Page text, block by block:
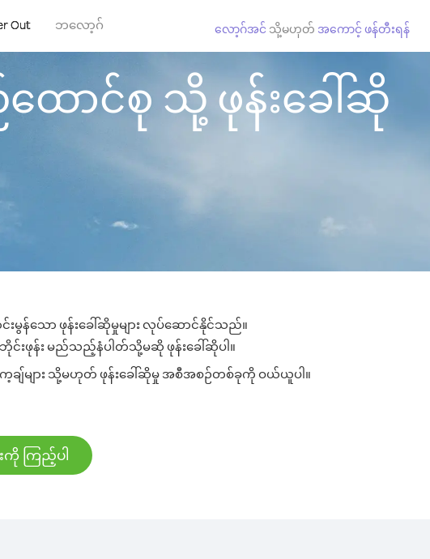
Out ဘလော့ဂ် လော့ဂ်အင် သို့မဟုတ် အကောင့် ဖန်တီးရန်
ောင်စု သို့ ဖုန်းခေါ်ဆို
န်သော ဖုန်းခေါ်ဆိုမှုများ လုပ်ဆောင်နိုင်သည်။
းဖုန်း မည်သည့်နံပါတ်သို့မဆို ဖုန်းခေါ်ဆိုပါ။
ျ်များ သို့မဟုတ် ဖုန်းခေါ်ဆိုမှု အစီအစဉ်တစ်ခုကို ဝယ်ယူပါ။
ကြည့်ပါ